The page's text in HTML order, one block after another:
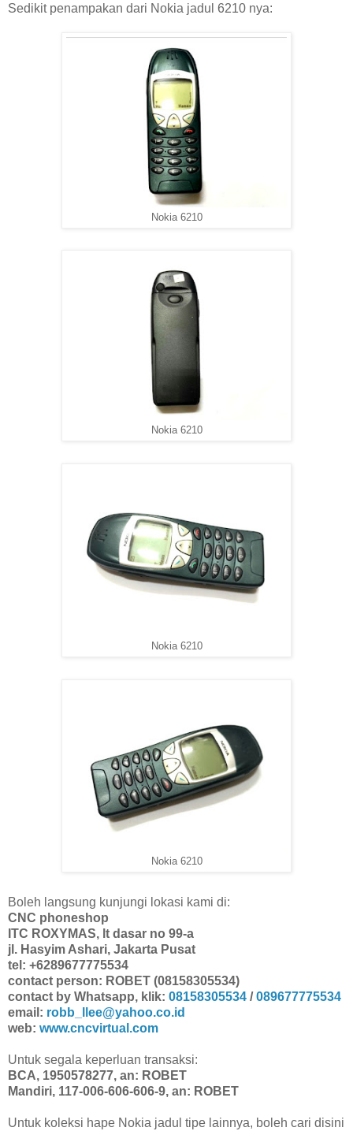
Sedikit penampakan dari Nokia jadul 6210 nya:
Nokia 6210
Nokia 6210
Nokia 6210
Nokia 6210
Boleh langsung kunjungi lokasi kami di:
CNC phoneshop
ITC ROXYMAS, lt dasar no 99-a
jl. Hasyim Ashari, Jakarta Pusat
tel: +6289677775534
contact person: ROBET (08158305534)
contact by Whatsapp, klik: 08158305534 /089677775534
email: robb_llee@yahoo.co.id
web: www.cncvirtual.com
Untuk segala keperluan transaksi:
BCA, 1950578277, an: ROBET
Mandiri, 117-006-606-606-9, an: ROBET
Untuk koleksi hape Nokia jadul tipe lainnya, boleh cari disini